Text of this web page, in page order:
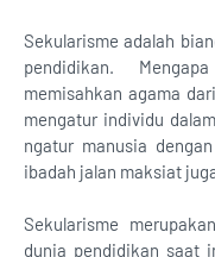
Sekularisme adalah
pendidikan.
memisahkan agama
mengatur individu
ngatur manusia
ibadah jalan maksiat
Sekularisme
dunia pendidikan saat